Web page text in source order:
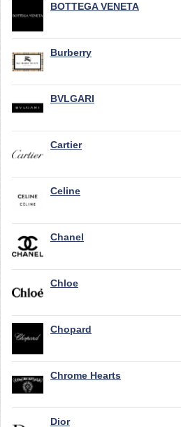
BOTTEGA VENETA
Burberry
BVLGARI
Cartier
Celine
Chanel
Chloe
Chopard
Chrome Hearts
Dior